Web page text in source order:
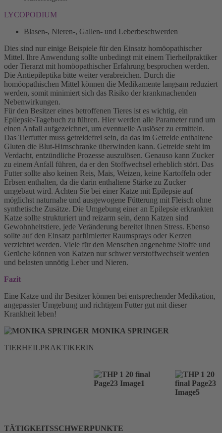
LYCOPODIUM
Blasen-, Nieren-, Gallen- und Leberbeschwerden
Dies sind nur einige Beispiele für den Einsatz homöopathischer
Mittel. Ihre Anwendung sollte unbedingt mit einem Tierheilpraktiker
oder Tierarzt mit homöopathischer Erfahrung besprochen werden.
Die Antiepileptika bitte weiter verabreichen. Durch die
homöopathischen Mittel können die Medikamente langsam reduziert
werden, somit minimiert sich das Risiko der krankmachenden
Nebenwirkungen.
Für den Besitzer eines betroffenen Tieres ist es wichtig, ein
Epilepsie-Tagebuch zu führen. Hier werden alle Parameter rund um
einen Anfall aufgezeichnet, um eventuelle Auslöser zu ermitteln.
Das Tierfutter muss getreidefrei sein, da das im Getreide enthaltene
Gluten die Blut-Hirnschranke überwinden kann. Getreide steht im
Verdacht, entzündliche Prozesse auszulösen. Genauso kann Zucker
zu einem Anfall führen, da er den Stoffwechsel erheblich stört. Das
Futter sollte also keinen Reis, Mais, Weizen, keine Kartoffeln oder
Erbsen enthalten, da die darin enthaltene Stärke zu Zucker
umgebaut wird. Achten Sie bei einer Katze mit Epilepsie auf
möglichst naturnahe und ausgewogene Fütterung mit Fleisch ohne
synthetische Zusätze. Die Umgebung einer an Epilepsie erkrankten
Katze sollte strukturiert und reizarm sein, denn Katzen sind
Gewohnheitstiere, jede Veränderung bereitet ihnen Stress. Ebenso
sollte auf den Einsatz parfümierter Raumsprays oder Kerzen
verzichtet werden. Viele für den Menschen angenehme Stoffe und
Gerüche können von Katzen nur schwer verstoffwechselt werden
und belasten unnötig Leber und Nieren.
Fazit
Eine Katze und ihr Besitzer können bei entsprechender Medikation,
angepasster Umgebung und richtigem Futter gut mit dieser
Krankheit leben!
MONIKA SPRINGER
TIERHEILPRAKTIKERIN
TÄTIGKEITSSCHWERPUNKTE